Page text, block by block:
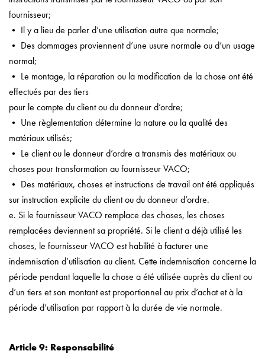
fournisseur;
• Il y a lieu de parler d’une utilisation autre que normale;
• Des dommages proviennent d’une usure normale ou d’un usage
normal;
• Le montage, la réparation ou la modification de la chose ont été
effectués par des tiers
pour le compte du client ou du donneur d’ordre;
• Une règlementation détermine la nature ou la qualité des
matériaux utilisés;
• Le client ou le donneur d’ordre a transmis des matériaux ou
choses pour transformation au fournisseur VACO;
• Des matériaux, choses et instructions de travail ont été appliqués
sur instruction explicite du client ou du donneur d’ordre.
e. Si le fournisseur VACO remplace des choses, les choses
remplacées deviennent sa propriété. Si le client a déjà utilisé les
choses, le fournisseur VACO est habilité à facturer une
indemnisation d’utilisation au client. Cette indemnisation concerne la
période pendant laquelle la chose a été utilisée auprès du client ou
d’un tiers et son montant est proportionnel au prix d’achat et à la
période d’utilisation par rapport à la durée de vie normale.
Article 9: Responsabilité